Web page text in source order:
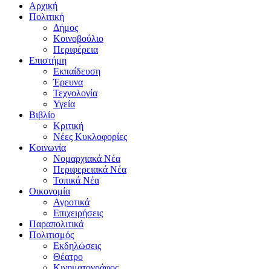
Αρχική
Πολιτική
Δήμος
Κοινοβούλιο
Περιφέρεια
Επιστήμη
Εκπαίδευση
Έρευνα
Τεχνολογία
Υγεία
Βιβλίο
Κριτική
Νέες Κυκλοφορίες
Κοινωνία
Νομαρχιακά Νέα
Περιφερειακά Νέα
Τοπικά Νέα
Οικονομία
Αγροτικά
Επιχειρήσεις
Παραπολιτικά
Πολιτισμός
Εκδηλώσεις
Θέατρο